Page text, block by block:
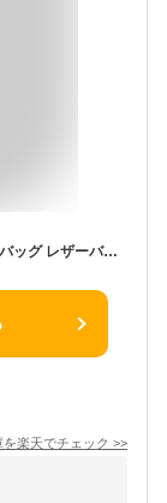
革 バッグ 軽い 本革なのに水に強い 日本製 プティバッグ レザーバッグ レディース 小さめ 無地 軽量 人気 お洒落 流行バッグ キューブ サブバッグ 洗えるトートバッグ 梅雨でも大丈夫 アクアレザー 丸洗いできる ハンドバッグ 無地 #olt21SS 軽い
を楽天でチェック >>